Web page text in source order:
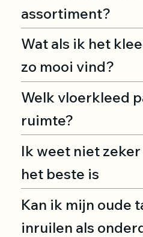
assortiment?
Wat als ik het
zo mooi vind?
Welk vloerkleed
ruimte?
Ik weet niet
het beste is
Kan ik mijn oude
inruilen als